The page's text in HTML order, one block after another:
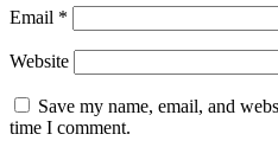
Email *
Website
Save my name, email, and
time I comment.